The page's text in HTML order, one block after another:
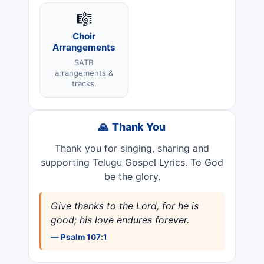
🎼
Choir
Arrangements
SATB
arrangements &
tracks.
🙏 Thank You
Thank you for singing, sharing and
supporting Telugu Gospel Lyrics. To God
be the glory.
Give thanks to the Lord, for he is
good; his love endures forever.
— Psalm 107:1